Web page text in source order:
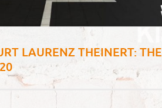
LAURENZ THEINERT: THE